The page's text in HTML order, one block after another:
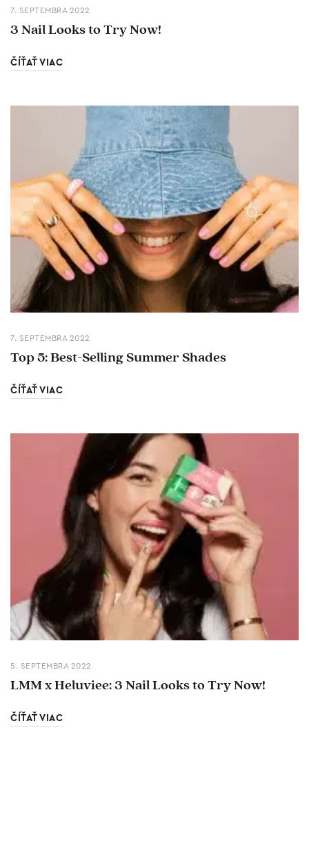
7. SEPTEMBRA 2022
3 Nail Looks to Try Now!
ČÍŤAŤ VIAC
7. SEPTEMBRA 2022
Top 5: Best-Selling Summer Shades
ČÍŤAŤ VIAC
5. SEPTEMBRA 2022
LMM x Heluviee: 3 Nail Looks to Try Now!
ČÍŤAŤ VIAC